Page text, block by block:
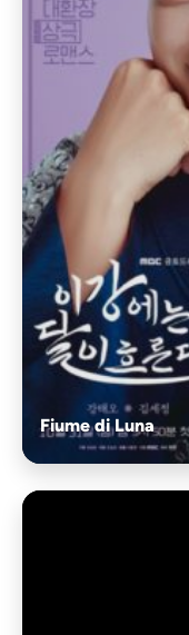
Fiume di Luna